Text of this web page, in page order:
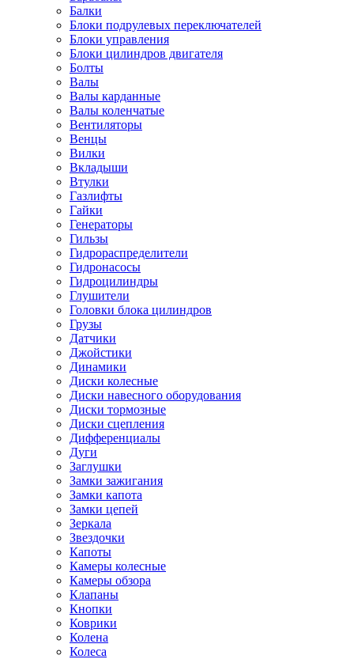
Балки
Блоки подрулевых переключателей
Блоки управления
Блоки цилиндров двигателя
Болты
Валы
Валы карданные
Валы коленчатые
Вентиляторы
Венцы
Вилки
Вкладыши
Втулки
Газлифты
Гайки
Генераторы
Гильзы
Гидрораспределители
Гидронасосы
Гидроцилиндры
Глушители
Головки блока цилиндров
Грузы
Датчики
Джойстики
Динамики
Диски колесные
Диски навесного оборудования
Диски тормозные
Диски сцепления
Дифференциалы
Дуги
Заглушки
Замки зажигания
Замки капота
Замки цепей
Зеркала
Звездочки
Капоты
Камеры колесные
Камеры обзора
Клапаны
Кнопки
Коврики
Колена
Колеса